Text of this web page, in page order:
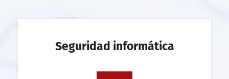
Seguridad informática